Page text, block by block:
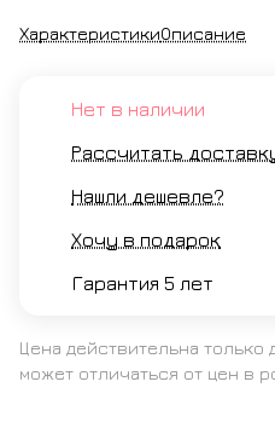
ХарактеристикиОписание
Нет в наличии
Рассчитать
Нашли дешевле?
Хочу в подарок
Гарантия 5 лет
Цена действительна только
может отличаться от цен в